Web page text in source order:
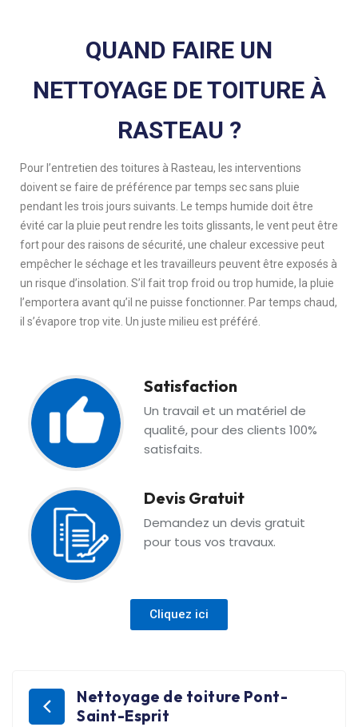
QUAND FAIRE UN
NETTOYAGE DE TOITURE À
RASTEAU ?
Pour l’entretien des toitures à Rasteau, les interventions
doivent se faire de préférence par temps sec sans pluie
pendant les trois jours suivants. Le temps humide doit être
évité car la pluie peut rendre les toits glissants, le vent peut être
fort pour des raisons de sécurité, une chaleur excessive peut
empêcher le séchage et les travailleurs peuvent être exposés à
un risque d’insolation. S’il fait trop froid ou trop humide, la pluie
l’emportera avant qu’il ne puisse fonctionner. Par temps chaud,
il s’évapore trop vite. Un juste milieu est préféré.
Satisfaction
Un travail et un matériel de
qualité, pour des clients 100%
satisfaits.
Devis Gratuit
Demandez un devis gratuit
pour tous vos travaux.
Cliquez ici
Nettoyage de toiture Pont-
Saint-Esprit